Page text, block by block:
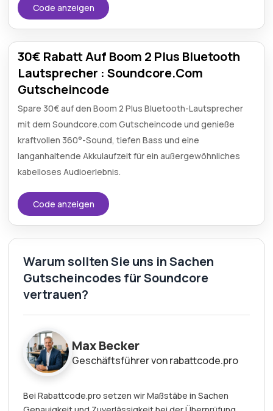
Code anzeigen
30€ Rabatt Auf Boom 2 Plus Bluetooth
Lautsprecher : Soundcore.Com
Gutscheincode
Spare 30€ auf den Boom 2 Plus Bluetooth-Lautsprecher
mit dem Soundcore.com Gutscheincode und genieße
kraftvollen 360°-Sound, tiefen Bass und eine
langanhaltende Akkulaufzeit für ein außergewöhnliches
kabelloses Audioerlebnis.
Code anzeigen
Warum sollten Sie uns in Sachen
Gutscheincodes für Soundcore
vertrauen?
Max Becker
Geschäftsführer von rabattcode.pro
Bei Rabattcode.pro setzen wir Maßstäbe in Sachen